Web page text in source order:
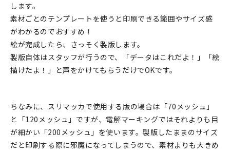
おすすめ特集
読みもの
イベント・ワークショップ
おしらせ
します。
素材ごとのテンプレートを使うと印刷できる範囲やサイズ感
がわかるのでおすすめ！
絵が完成したら、さっそく製版します。
製版自体はスタッフが行うので、「データはこれだよ！」「絵
描けたよ！」と声をかけてもらうだけでOKです。
ちなみに、スリマッカで使用する版の場合は「70メッシュ」
と「120メッシュ」ですが、電解マーキングではそれよりも目
が細かい「200メッシュ」を使います。製版したままのサイズ
だと印刷する際に邪魔になってしまうので、素材よりも大きめ